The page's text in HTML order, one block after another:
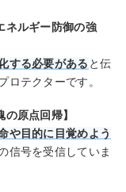
ネルギー防御の強
する必要がある と伝
ロテクターです。
原点回帰】
や目的に目覚めよう
信号を受信していま